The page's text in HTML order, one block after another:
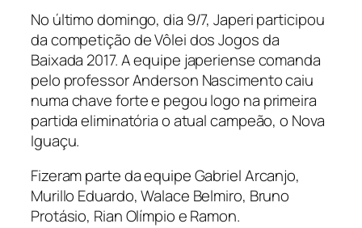
No último domingo, dia 9/7, Japeri participou
da competição de Vôlei dos Jogos da
Baixada 2017. A equipe japeriense comanda
pelo professor Anderson Nascimento caiu
numa chave forte e pegou logo na primeira
partida eliminatória o atual campeão, o Nova
Iguaçu.
Fizeram parte da equipe Gabriel Arcanjo,
Murillo Eduardo, Walace Belmiro, Bruno
Protásio, Rian Olímpio e Ramon.